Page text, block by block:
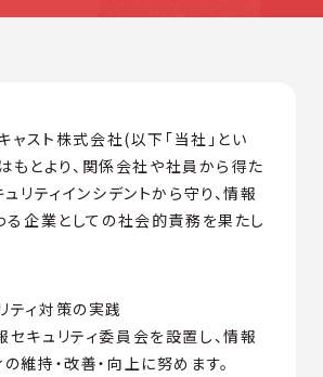
ャスト株式会社(以下「当社」とい
もとより、関係会社や社員から得た
リティインシデントから守り、情報
企業としての社会的責務を果たし
ティ対策の実践
セキュリティ委員会を設置し、情報
維持・改善・向上に努めます。